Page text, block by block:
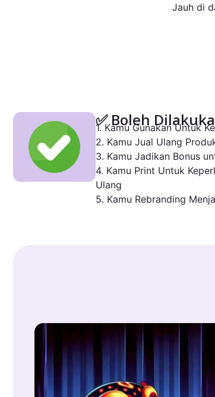
Jauh di
✅ Boleh
1. Kamu Gunakan Untuk
2. Kamu Jual Ulang
3. Kamu Jadikan Bonus
4. Kamu Print Untuk
Ulang
5. Kamu Rebranding